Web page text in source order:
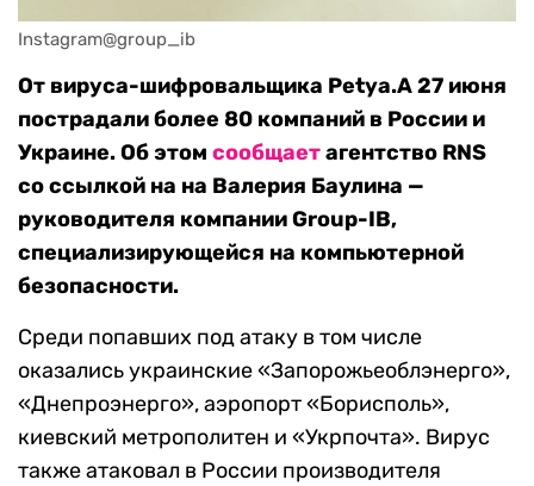
Instagram@group_ib
От вируса-шифровальщика Petya.A 27 июня
пострадали более 80 компаний в России и
Украине. Об этом сообщаетагентство RNS
со ссылкой на на Валерия Баулина —
руководителя компании Group-IB,
специализирующейся на компьютерной
безопасности.
Среди попавших под атаку в том числе
оказались украинские «Запорожьеоблэнерго»,
«Днепроэнерго», аэропорт «Борисполь»,
киевский метрополитен и «Укрпочта». Вирус
также атаковал в России производителя